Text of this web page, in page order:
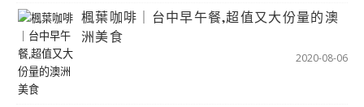
楓葉咖啡｜台中早午餐,超值又大份量的澳
洲美食
2020-08-06